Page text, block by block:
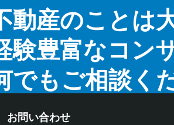
動産のことは
験豊富なコン
でもご相談く
お問い合わせ